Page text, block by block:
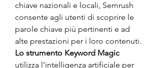
chiave nazionali e locali, Semrush
consente agli utenti di scoprire le
parole chiave più pertinenti e ad
alte prestazioni per i loro contenuti.
Lo strumento Keyword Magic
utilizza l'intelligenza artificiale per